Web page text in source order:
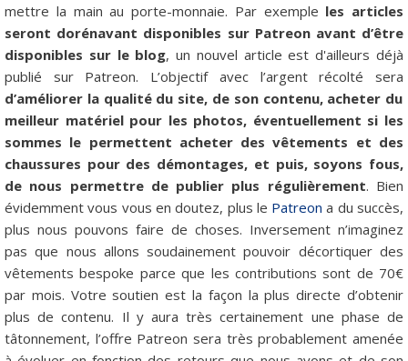
mettre la main au porte-monnaie. Par exemple les articles
seront dorénavant disponibles sur Patreon avant d’être
disponibles sur le blog, un nouvel article est d'ailleurs déjà
publié sur Patreon. L’objectif avec l’argent récolté sera
d’améliorer la qualité du site, de son contenu, acheter du
meilleur matériel pour les photos, éventuellement si les
sommes le permettent acheter des vêtements et des
chaussures pour des démontages, et puis, soyons fous,
de nous permettre de publier plus régulièrement. Bien
évidemment vous vous en doutez, plus le Patreon a du succès,
plus nous pouvons faire de choses. Inversement n’imaginez
pas que nous allons soudainement pouvoir décortiquer des
vêtements bespoke parce que les contributions sont de 70€
par mois. Votre soutien est la façon la plus directe d’obtenir
plus de contenu. Il y aura très certainement une phase de
tâtonnement, l’offre Patreon sera très probablement amenée